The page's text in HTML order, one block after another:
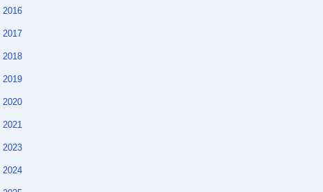
2016
2017
2018
2019
2020
2021
2023
2024